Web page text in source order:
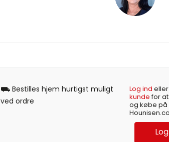
⛟ Bestilles hjem hurtigst muligt
ved ordre
Log ind eller
kundefor
og købe på